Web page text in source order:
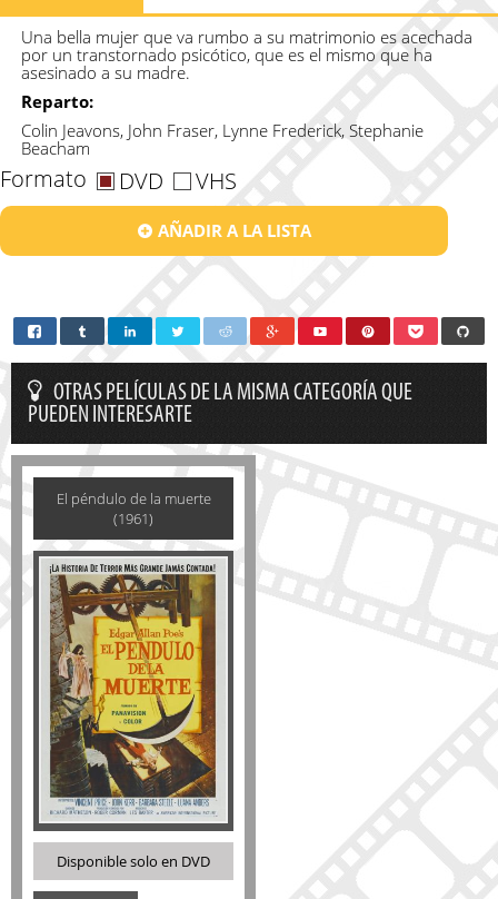
Una bella mujer que va rumbo a su matrimonio es acechada
por un transtornado psicótico, que es el mismo que ha
asesinado a su madre.
Reparto:
Colin Jeavons, John Fraser, Lynne Frederick, Stephanie
Beacham
Formato DVD VHS
AÑADIR A LA LISTA
OTRAS PELÍCULAS DE LA MISMA CATEGORÍA QUE
PUEDEN INTERESARTE
El péndulo de la muerte
(1961)
Disponible solo en DVD